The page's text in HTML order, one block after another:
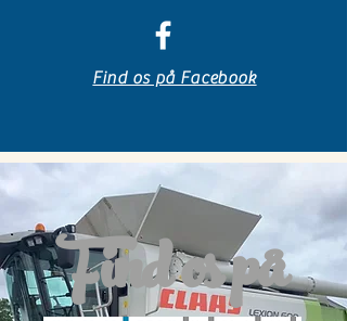
Find os på Facebook
Find os på